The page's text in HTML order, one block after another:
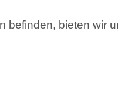
befinden, bieten wir